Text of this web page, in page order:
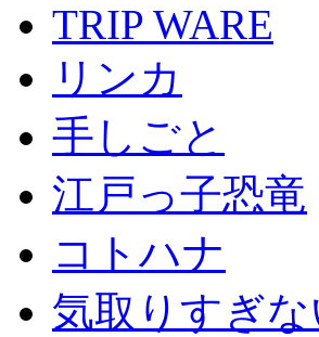
TRIP WARE
リンカ
手しごと
江戸っ子恐竜
コトハナ
気取りすぎ